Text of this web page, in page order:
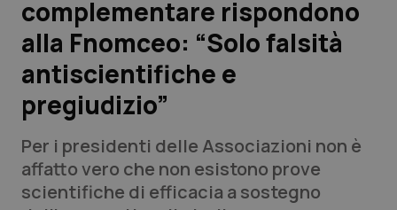
Lettere al direttore
Edizioni Regionali
QS Pro
Professionisti Sanitari.AI
Abruzzo
QS Pro Gold
complementare rispondono
alla Fnomceo: “Solo falsità
antiscientifiche e
pregiudizio”
Per i presidenti delle Associazioni non è
affatto vero che non esistono prove
scientifiche di efficacia a sostegno